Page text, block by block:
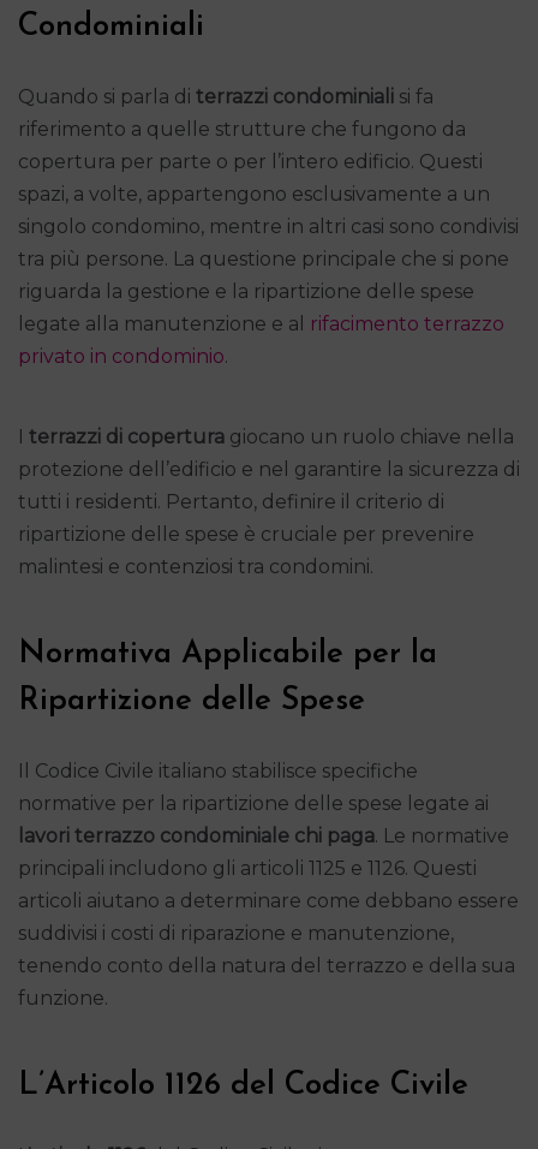
Condominiali
Quando si parla di terrazzi condominiali si fa
riferimento a quelle strutture che fungono da
copertura per parte o per l’intero edificio. Questi
spazi, a volte, appartengono esclusivamente a un
singolo condomino, mentre in altri casi sono condivisi
tra più persone. La questione principale che si pone
riguarda la gestione e la ripartizione delle spese
legate alla manutenzione e al
rifacimento terrazzo
privato in condominio.
I terrazzi di copertura giocano un ruolo chiave nella
protezione dell’edificio e nel garantire la sicurezza di
tutti i residenti. Pertanto, definire il criterio di
ripartizione delle spese è cruciale per prevenire
malintesi e contenziosi tra condomini.
Normativa Applicabile per la
Ripartizione delle Spese
Il Codice Civile italiano stabilisce specifiche
normative per la ripartizione delle spese legate ai
lavori terrazzo condominiale chi paga. Le normative
principali includono gli articoli 1125 e 1126. Questi
articoli aiutano a determinare come debbano essere
suddivisi i costi di riparazione e manutenzione,
tenendo conto della natura del terrazzo e della sua
funzione.
L’Articolo 1126 del Codice Civile